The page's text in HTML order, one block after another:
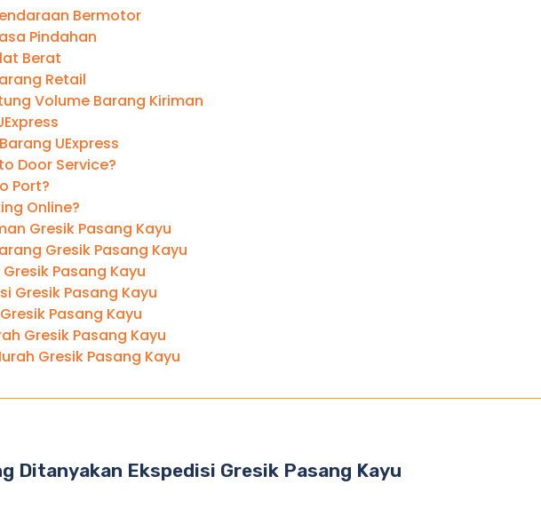
Bermotor
Pindahan
Berat
Retail
Volume Barang Kiriman
UExpress
Door Service?
Port?
Online?
Gresik Pasang Kayu
Gresik Pasang Kayu
Pasang Kayu
Gresik Pasang Kayu
Pasang Kayu
Gresik Pasang Kayu
Gresik Pasang Kayu
Ditanyakan Ekspedisi Gresik Pasang Kayu